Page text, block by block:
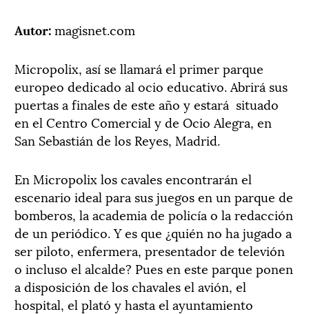
Autor:magisnet.com
Micropolix, así se llamará el primer parque
europeo dedicado al ocio educativo. Abrirá sus
puertas a finales de este año y estará situado
en el Centro Comercial y de Ocio Alegra, en
San Sebastián de los Reyes, Madrid.
En Micropolix los cavales encontrarán el
escenario ideal para sus juegos en un parque de
bomberos, la academia de policía o la redacción
de un periódico. Y es que ¿quién no ha jugado a
ser piloto, enfermera, presentador de televión
o incluso el alcalde? Pues en este parque ponen
a disposición de los chavales el avión, el
hospital, el plató y hasta el ayuntamiento